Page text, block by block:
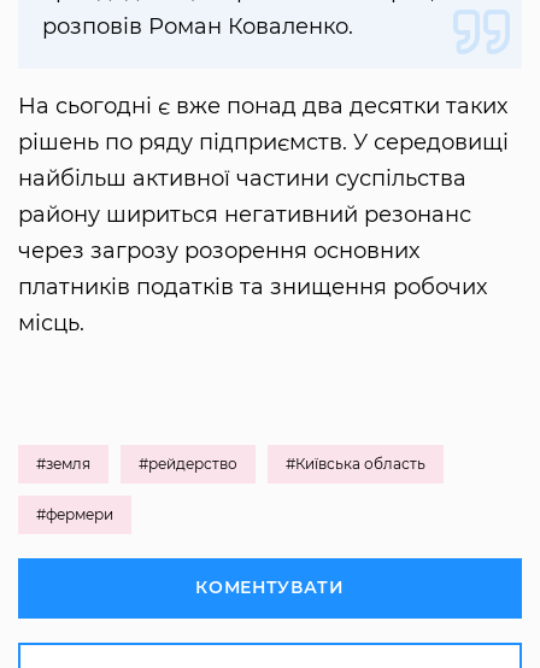
розповів Роман Коваленко.
На сьогодні є вже понад два десятки таких
рішень по ряду підприємств. У середовищі
найбільш активної частини суспільства
району шириться негативний резонанс
через загрозу розорення основних
платників податків та знищення робочих
місць.
#земля #рейдерство #Київська область
#фермери
КОМЕНТУВАТИ